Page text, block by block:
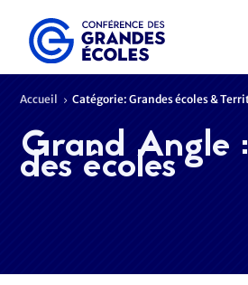
Accueil 5 Catégorie: Grandes écoles &
Grand Angle
des écoles